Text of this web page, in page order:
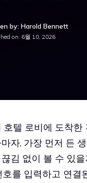
by: Harold Bennett
on: 6월 10, 2026
호텔 로비에 도착
자, 가장 먼저 든
김 없이 볼 수 있
호를 입력하고 연결